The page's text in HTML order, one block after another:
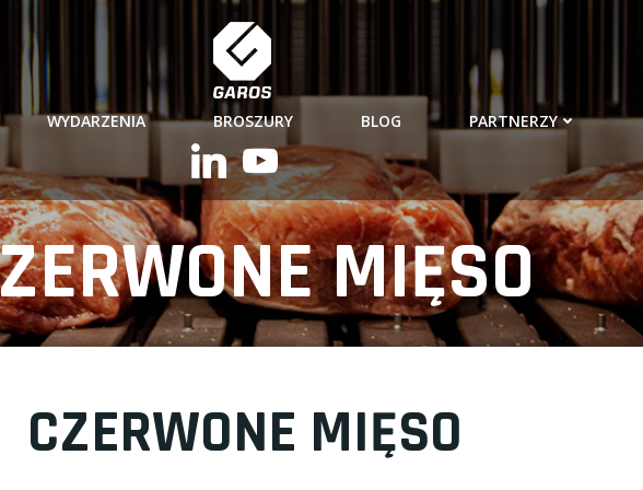
WYDARZENIA BROSZURY BLOG PARTNERZY
MIĘSO
CZERWONE MIĘSO